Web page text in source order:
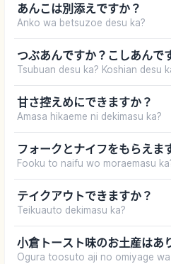
あんこは別添えですか？
Anko wa betsuzoe desu ka?
つぶあんですか？こしあんで
Tsubuan desu ka? Koshian desu
甘さ控えめにできますか？
Amasa hikaeme ni dekimasu ka?
フォークとナイフをもらえま
Fooku to naifu wo moraemasu
テイクアウトできますか？
Teikuauto dekimasu ka?
小倉トースト味のお土産はあ
Ogura toosuto aji no omiyage wa